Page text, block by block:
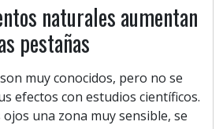
naturales aumentan
pestañas
muy conocidos, pero no se
efectos con estudios científicos.
una zona muy sensible, se